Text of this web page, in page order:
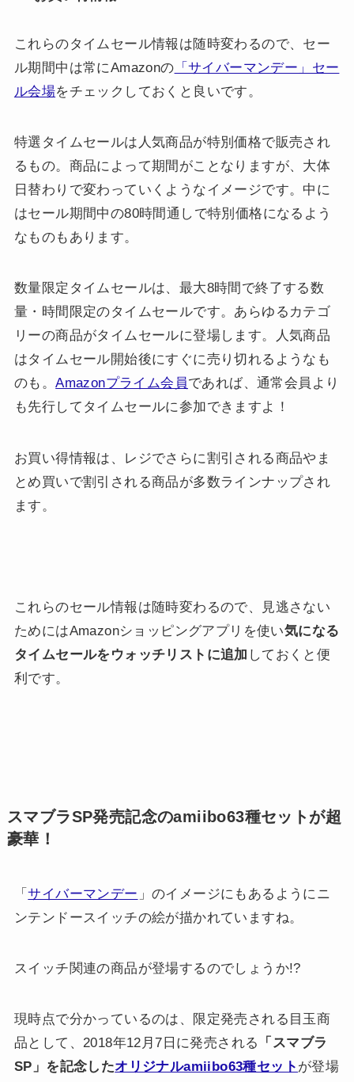
これらのタイムセール情報は随時変わるので、セー
ル期間中は常にAmazonの 「サイバーマンデー」セー
ル会場をチェックしておくと良いです。
特選タイムセールは人気商品が特別価格で販売され
るもの。商品によって期間がことなりますが、大体
日替わりで変わっていくようなイメージです。中に
はセール期間中の80時間通しで特別価格になるよう
なものもあります。
数量限定タイムセールは、最大8時間で終了する数
量・時間限定のタイムセールです。あらゆるカテゴ
リーの商品がタイムセールに登場します。人気商品
はタイムセール開始後にすぐに売り切れるようなも
のも。Amazonプライム会員であれば、通常会員より
も先行してタイムセールに参加できますよ！
お買い得情報は、レジでさらに割引される商品やま
とめ買いで割引される商品が多数ラインナップされ
ます。
これらのセール情報は随時変わるので、見逃さない
ためにはAmazonショッピングアプリを使い気になる
タイムセールをウォッチリストに追加 しておくと便
利です。
スマブラSP発売記念のamiibo63種セットが超
豪華！
「サイバーマンデー 」のイメージにもあるようにニ
ンテンドースイッチの絵が描かれていますね。
スイッチ関連の商品が登場するのでしょうか!?
現時点で分かっているのは、限定発売される目玉商
品として、2018年12月7日に発売される
「スマブラ
SP」を記念したオリジナルamiibo63種セット が登場